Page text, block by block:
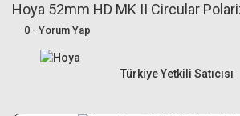
Canon R6 Mark IIIBundle Setler
Hoya 52mm HD MK II Circular
0 - Yorum Yap
Türkiye Yetkili Satıcısı